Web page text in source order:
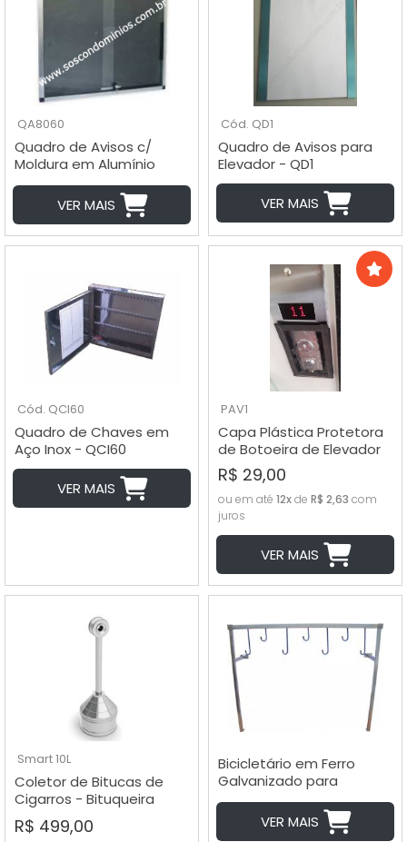
QA8060
Quadro de Avisos c/
Moldura em Alumínio
80X60cm - QA8060
VER MAIS
Cód. QD1
Quadro de Avisos para
Elevador - QD1
VER MAIS
Cód. QCI60
Quadro de Chaves em
Aço Inox - QCI60
VER MAIS
PAV1
Capa Plástica Protetora
de Botoeira de Elevador
R$ 29,00
ou em até 12xde R$ 2,63 com
juros
VER MAIS
Smart 10L
Coletor de Bitucas de
Cigarros - Bituqueira
Smart 10L - Cód. BS10
R$ 499,00
Bicicletário em Ferro
Galvanizado para
Garagens - G10
VER MAIS